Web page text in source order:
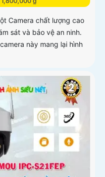
Camera chất lượng cao
sát và bảo vệ an ninh.
này mang lại hình